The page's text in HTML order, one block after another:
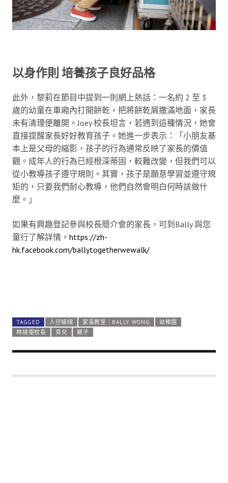
以身作則 培養孩子良好品格
此外，黎莉在節目中提到一則網上熱話：一名約 2 至 3
歲的幼童在車廂內打開餅乾，把將餅乾屑撒滿地面，家長
未有清理便離開。Joey 校長坦言，若遇到這種情況，她會
直接提醒家長好好教育孩子。她進一步表示：「小朋友基
本上是父母的縮影，孩子的行為通常反映了家長的價值
觀。成年人的行為已經根深蒂固，較難改變，但我們可以
從小教導孩子遵守規則。其實，孩子是願意學習並遵守規
矩的，只要我們耐心教導，他們自然會明白何時該做什
麼。」
如果有興趣登記參與校長簡介會的家長，可到Bally 與您
童行了解詳情。 https://zh-
hk.facebook.com/ballytogetherwewalk/
TAGGED 人仔細細 家長教室｜BALLY WONG
幼稚園
林綺雯校長
育兒 親子